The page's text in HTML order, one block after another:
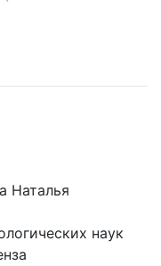
Наталья
наук